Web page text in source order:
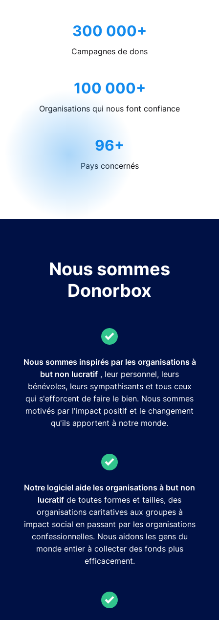
300 000+
Campagnes de dons
100 000+
Organisations qui nous font confiance
96+
Pays concernés
Nous sommes
Donorbox
Nous sommes inspirés par les organisations à
but non lucratif , leur personnel, leurs
bénévoles, leurs sympathisants et tous ceux
qui s'efforcent de faire le bien. Nous sommes
motivés par l'impact positif et le changement
qu'ils apportent à notre monde.
Notre logiciel aide les organisations à but non
lucratif de toutes formes et tailles, des
organisations caritatives aux groupes à
impact social en passant par les organisations
confessionnelles. Nous aidons les gens du
monde entier à collecter des fonds plus
efficacement.